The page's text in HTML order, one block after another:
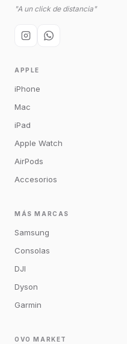
"A un click de distancia"
APPLE
iPhone
Mac
iPad
Apple Watch
AirPods
Accesorios
MÁS MARCAS
Samsung
Consolas
DJI
Dyson
Garmin
OVO MARKET